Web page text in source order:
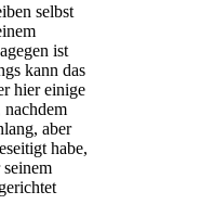
selbst
ist
kann das
hier einige
nachdem
aber
habe,